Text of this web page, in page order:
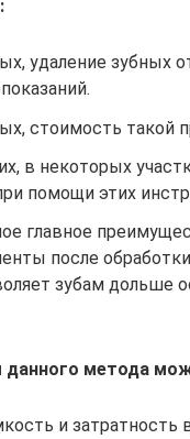
удаление зубных
стоимость такой
в некоторых
помощи этих
главное
после
зубам дольше
данного метода
и